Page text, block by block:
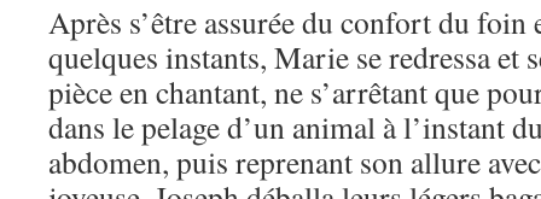
Après s’être assurée du confort du foin
quelques instants, Marie se redressa et
pièce en chantant, ne s’arrêtant que
dans le pelage d’un animal à l’instant
abdomen, puis reprenant son allure